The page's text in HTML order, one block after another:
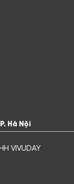
Hà Nội
VIVUDAY